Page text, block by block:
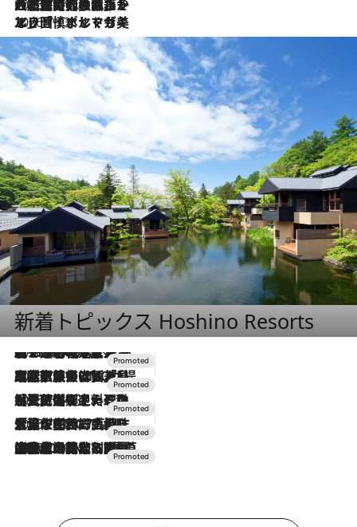
2026.7.21
大航海時代の栄華から、震災、独裁、そして革命へ。ポルトガル・首都リスボンの石畳に刻まれた「歴史の光と影」
2026.7.13
エッセイ・ヤマザキマリ「慎ましくも美しき国 ポルトガル」
新着トピックス Hoshino Resorts
2026.8.7
【トンボの足水浴】ヒノキの香りに包まれて涼感マックス！約13℃の湧水かけ流しを避暑地「星野温泉 トンボの湯」で体験
2026.7.31
【ホテル帰省】という選択肢をOMOが提案。家族とほどよい距離を保つには「昼は実家、夜は気兼ねなくホテルで！」
2026.7.24
【夏限定ディナーコース】旬を迎える稚鮎や花ズッキーニなどをイタリア・トスカーナの郷土料理の手法で満喫！
2026.7.17
「土佐和ハーブかき氷」がOMO7高知に登場！生姜、山椒、大葉など目にも舌にも涼を呼ぶ郷土の味
2026.7.10
NEW OPEN！【界 草津】名湯の地に誕生。趣の異なる2種の温泉と上州ならではの会席・蕎麦割烹など美食を味わう究極の癒やし旅